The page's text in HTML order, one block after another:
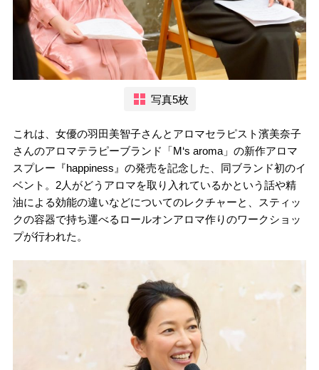
写真5枚
これは、女優の羽田美智子さんとアロマセラピスト濱美奈子
さんのアロマテラピーブランド「M‘s aroma」の新作アロマ
スプレー『happiness』の発売を記念した、同ブランド初のイ
ベント。2人がどうアロマを取り入れているかという話や精
油による効能の違いなどについてのレクチャーと、スティッ
クの容器で持ち運べるロールオンアロマ作りのワークショッ
プが行われた。